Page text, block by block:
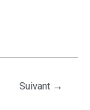
Suivant →